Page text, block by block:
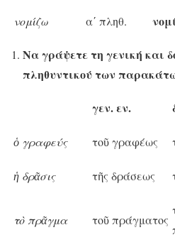
νομίζω α΄ πληθ.
Να γράψετε τη γενική και
πληθυντικού των
γεν. εν.
ὁ γραφεύς τοῦ γραφέως
ἡ δρᾶσις τῆς δράσεως
τὸ πρᾶγμα τοῦ πράγματος